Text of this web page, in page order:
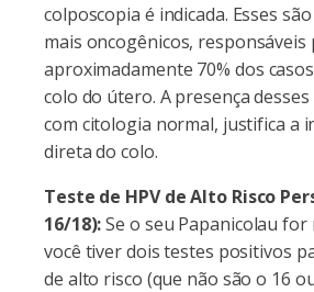
colposcopia é indicada. Esses
mais oncogênicos, responsáveis
aproximadamente 70% dos
colo do útero. A presença
com citologia normal, justifica a
direta do colo.
Teste de HPV de Alto Risco
16/18):Se o seu Papanicolau for
você tiver dois testes positivos
de alto risco (que não são o 16